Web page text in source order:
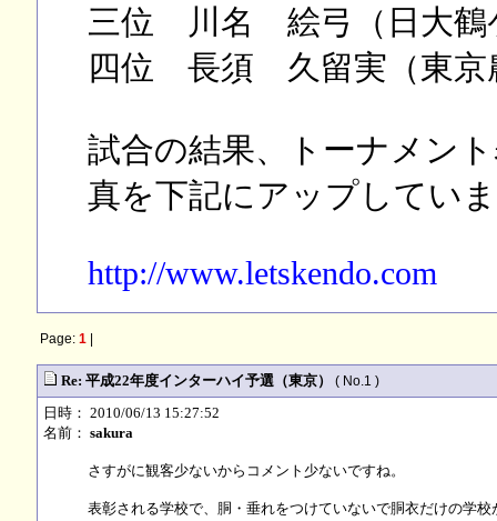
三位 川名 絵弓（日大鶴
四位 長須 久留実（東京
試合の結果、トーナメン
真を下記にアップしてい
http://www.letskendo.com
Page: 1|
Re: 平成22年度インターハイ予選（東京） ( No.1 )
日時： 2010/06/13 15:27:52
名前： sakura
さすがに観客少ないからコメント少ないですね。
表彰される学校で、胴・垂れをつけていないで胴衣だけの学